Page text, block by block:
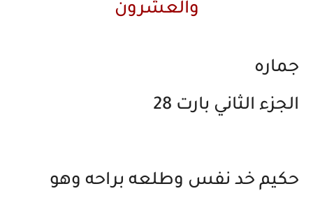
والعشرون
جماره
الجزء الثاني بارت 28
حكيم خد نفس وطلعه براحه وهو